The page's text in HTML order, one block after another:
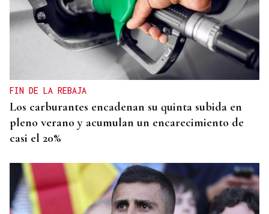
FIN DE LA REBAJA
Los carburantes encadenan su quinta subida en
pleno verano y acumulan un encarecimiento de
casi el 20%